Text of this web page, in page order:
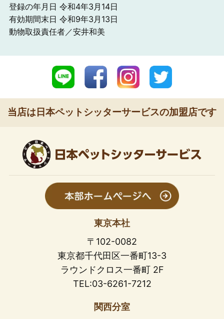
登録の年月日 令和4年3月14日
有効期間末日 令和9年3月13日
動物取扱責任者／安井和美
当店は日本ペットシッターサービスの加盟店です
東京本社
〒102-0082
東京都千代田区一番町13-3
ラウンドクロス一番町 2F
TEL:03-6261-7212
関西分室